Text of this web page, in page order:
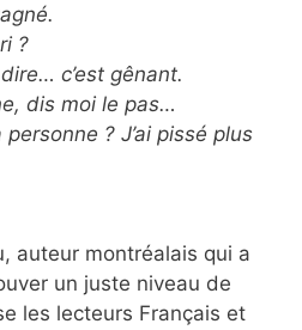
?
c’est gênant.
dis moi le pas…
? J’ai pissé plus
auteur montréalais qui a
un juste niveau de
les lecteurs Français et